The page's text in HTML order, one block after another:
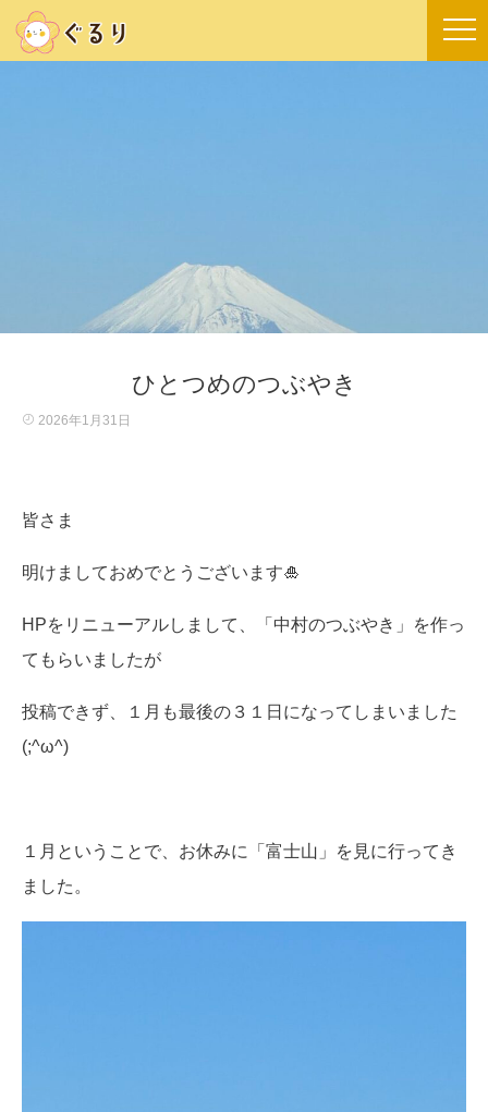
ひとつめのつぶやき
2026年1月31日
皆さま
明けましておめでとうございます🎍
HPをリニューアルしまして、「中村のつぶやき」を作っ
てもらいましたが
投稿できず、１月も最後の３１日になってしまいました
(;^ω^)
１月ということで、お休みに「富士山」を見に行ってき
ました。